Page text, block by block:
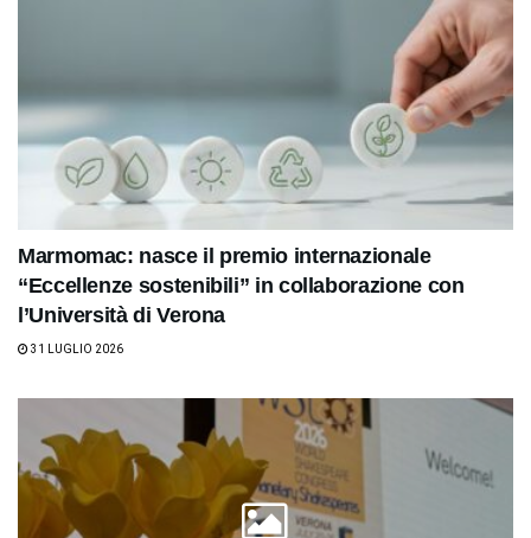
Marmomac: nasce il premio internazionale
“Eccellenze sostenibili” in collaborazione con
l’Università di Verona
31 LUGLIO 2026